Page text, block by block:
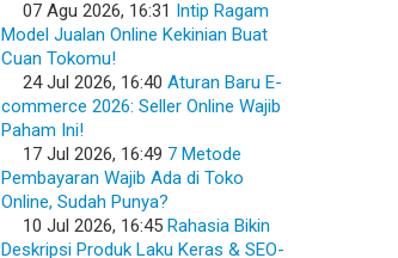
07 Agu 2026, 16:31 Intip Ragam
Model Jualan Online Kekinian Buat
Cuan Tokomu!
24 Jul 2026, 16:40 Aturan Baru E-
commerce 2026: Seller Online Wajib
Paham Ini!
17 Jul 2026, 16:49 7 Metode
Pembayaran Wajib Ada di Toko
Online, Sudah Punya?
10 Jul 2026, 16:45 Rahasia Bikin
Deskripsi Produk Laku Keras & SEO-